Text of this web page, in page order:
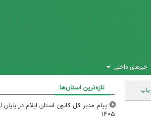
خبرهای داخلی
چاپ تازه‌ترین استان‌ها
پیام مدیر کل کانون استان ایلام در پایان
۱۴۰۵